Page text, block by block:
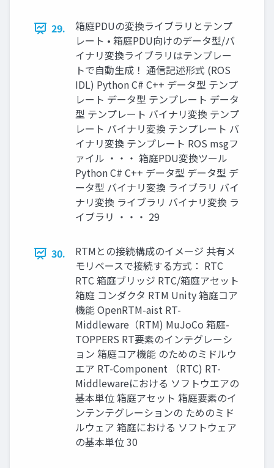
29.
箱庭PDUの変換ライブラリとテンプ
レート • 箱庭PDU向けのデータ型/バ
イナリ変換ライブラリはテンプレー
トで自動生成！ 通信記述形式 (ROS
IDL) Python C# C++ データ型 テンプ
レート データ型 テンプレート データ
型 テンプレート バイナリ変換 テンプ
レート バイナリ変換 テンプレート バ
イナリ変換 テンプレート ROS msgフ
ァイル ・・・ 箱庭PDU変換ツール
Python C# C++ データ型 データ型 デ
ータ型 バイナリ変換 ライブラリ バイ
ナリ変換 ライブラリ バイナリ変換 ラ
イブラリ ・・・ 29
30.
RTMとの接続構成のイメージ 共有メ
モリベースで接続する方式： RTC
RTC 箱庭ブリッジ RTC/箱庭アセット
箱庭 コンダクタ RTM Unity 箱庭コア
機能 OpenRTM-aist RT-
Middleware（RTM) MuJoCo 箱庭-
TOPPERS RT要素のインテグレーシ
ョン 箱庭コア機能 のためのミドルウ
エア RT-Component （RTC) RT-
Middlewareにおける ソフトウエアの
基本単位 箱庭アセット 箱庭要素のイ
ンテンテグレーションの ためのミド
ルウェア 箱庭における ソフトウェア
の基本単位 30